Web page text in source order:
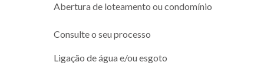
Abertura de loteamento ou condomínio
Consulte o seu processo
Ligação de água e/ou esgoto